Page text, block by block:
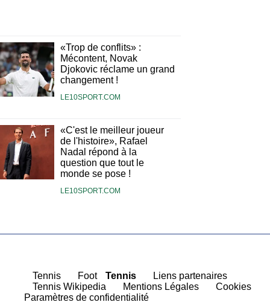
«Trop de conflits» :
Mécontent, Novak
Djokovic réclame un grand
changement !
LE10SPORT.COM
«C'est le meilleur joueur
de l'histoire», Rafael
Nadal répond à la
question que tout le
monde se pose !
LE10SPORT.COM
Tennis Foot Tennis
Liens partenaires
Tennis Wikipedia Mentions Légales
Cookies
Paramètres de confidentialité